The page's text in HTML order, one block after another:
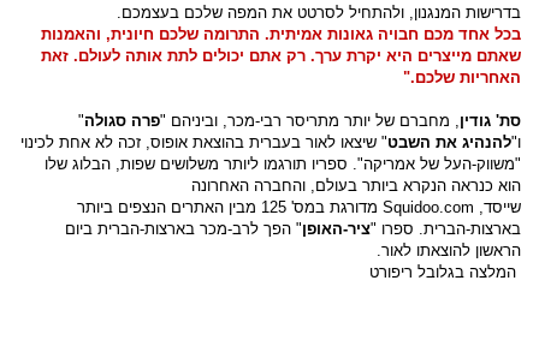
בדרישות המנגנון, ולהתחיל לסרטט את המפה שלכם בעצמכם.
בכל אחד מכם חבויה גאונות אמיתית. התרומה שלכם חיונית, והאמנות
שאתם מייצרים היא יקרת ערך. רק אתם יכולים לתת אותה לעולם. זאת
האחריות שלכם."
סת' גודין, מחברם של יותר מתריסר רבי-מכר, וביניהם "פרה סגולה"
ו"להנהיג את השבט" שיצאו לאור בעברית בהוצאת אופוס, זכה לא אחת לכינוי
"משווק-העל של אמריקה". ספריו תורגמו ליותר משלושים שפות, הבלוג שלו
הוא כנראה הנקרא ביותר בעולם, והחברה האחרונה
שייסד, Squidoo.com
מדורגת במס' 125 מבין האתרים הנצפים ביותר
בארצות-הברית. ספרו "ציר-האופן" הפך לרב-מכר בארצות-הברית ביום
הראשון להוצאתו לאור.
המלצה בגלובל ריפורט